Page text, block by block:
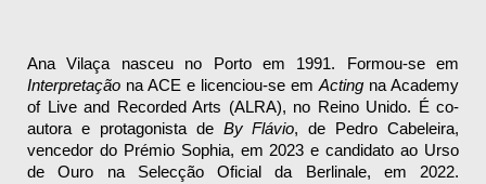
Interpretação na ACE e licenciou-se em Acting na Academy
of Live and Recorded Arts (ALRA), no Reino Unido. É co-
autora e protagonista de By Flávio, de Pedro Cabeleira,
vencedor do Prémio Sophia, em 2023 e candidato ao Urso
de Ouro na Selecção Oficial da Berlinale, em 2022.